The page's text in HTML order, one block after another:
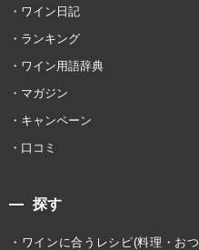
ワイン日記
ランキング
ワイン用語辞典
マガジン
キャンペーン
口コミ
探す
ワインに合うレシピ(料理・おつ